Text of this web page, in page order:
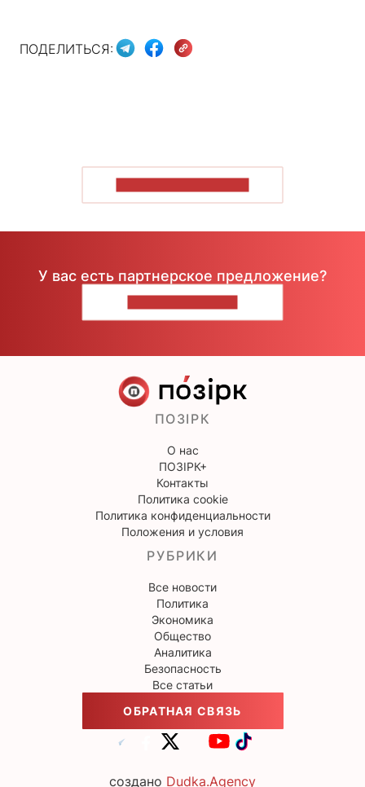
ПОДЕЛИТЬСЯ:
У вас есть партнерское предложение?
ПОЗІРК
О нас
ПОЗІРК+
Контакты
Политика cookie
Политика конфиденциальности
Положения и условия
РУБРИКИ
Все новости
Политика
Экономика
Общество
Аналитика
Безопасность
Все статьи
ОБРАТНАЯ СВЯЗЬ
создано Dudka.Agency